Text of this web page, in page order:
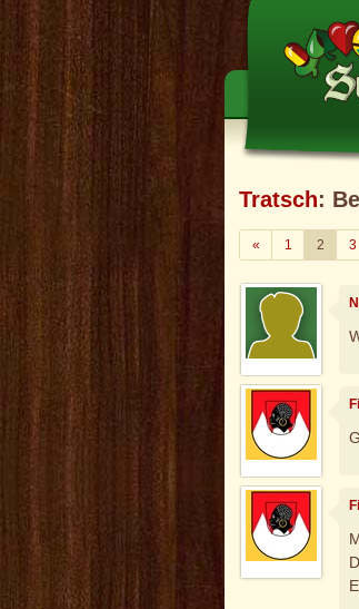
Tratsch:
«Zurück
1 2 3